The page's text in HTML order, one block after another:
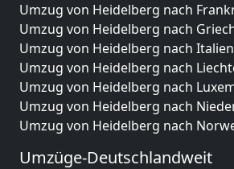
Umzug von Heidelberg nach
Umzug von Heidelberg nach
Umzug von Heidelberg nach Italien
Umzug von Heidelberg nach
Umzug von Heidelberg nach
Umzug von Heidelberg nach
Umzug von Heidelberg nach
Umzüge-Deutschlandweit